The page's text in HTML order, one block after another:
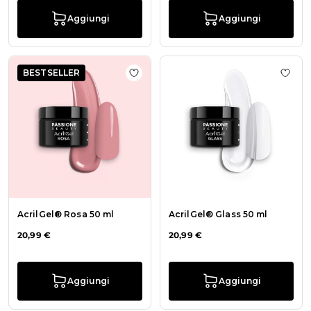
Aggiungi Aggiungi
BESTSELLER
AcrilGel® Rosa 50 ml
20,99 €
Aggiungi
Aggiungi alla wishlist AcrilGel®
AcrilGel® Glass 50 ml
20,99 €
Aggiungi